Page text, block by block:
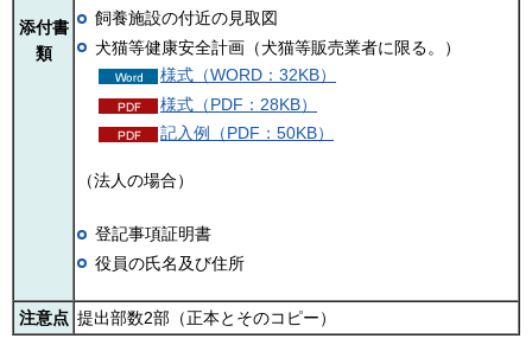
添付書
類
飼養施設の付近の見取図
犬猫等健康安全計画（犬猫等販売業者に限る。）
様式（WORD：32KB）
様式（PDF：28KB）
記入例（PDF：50KB）
（法人の場合）
登記事項証明書
役員の氏名及び住所
注意点 提出部数2部（正本とそのコピー）